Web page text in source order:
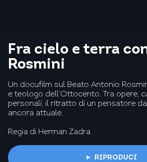
Fra cielo e terra
Rosmini
Un docufilm sul Beato Antonio
e teologo dell’Ottocento. Tra opere,
personali, il ritratto di un pensatore
ancora attuale.
Regia di Herman Zadra
RIPRODUCI